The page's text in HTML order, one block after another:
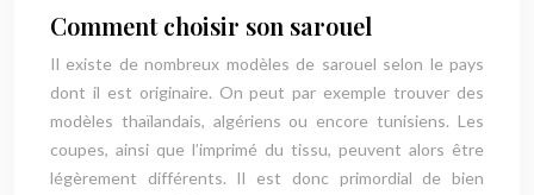
Comment choisir son sarouel
Il existe de nombreux modèles de sarouel selon le pays
dont il est originaire. On peut par exemple trouver des
modèles thaïlandais, algériens ou encore tunisiens. Les
coupes, ainsi que l’imprimé du tissu, peuvent alors être
légèrement différents. Il est donc primordial de bien